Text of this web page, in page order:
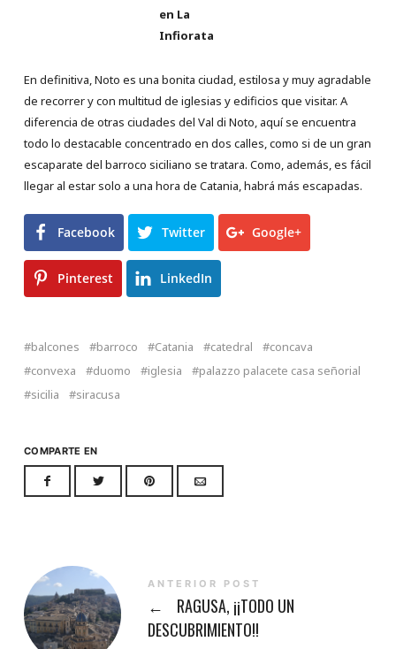
en La
Infiorata
En definitiva, Noto es una bonita ciudad, estilosa y muy agradable
de recorrer y con multitud de iglesias y edificios que visitar. A
diferencia de otras ciudades del Val di Noto, aquí se encuentra
todo lo destacable concentrado en dos calles, como si de un gran
escaparate del barroco siciliano se tratara. Como, además, es fácil
llegar al estar solo a una hora de Catania, habrá más escapadas.
Facebook Twitter Google+
Pinterest LinkedIn
balcones barroco Catania catedral
concava
convexa
duomo iglesia
palazzo palacete casa señorial
sicilia
siracusa
COMPARTE EN
ANTERIOR POST
←
RAGUSA, ¡¡TODO UN
DESCUBRIMIENTO!!